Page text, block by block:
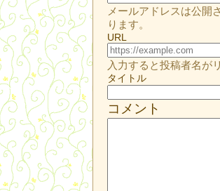
メールアドレスは公開
ります。
URL
入力すると投稿者名が
タイトル
コメント